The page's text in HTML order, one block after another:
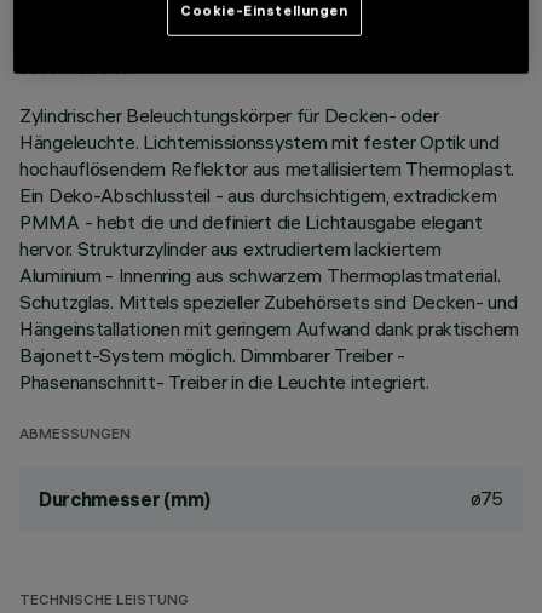
LETZTES UPDATE: 06.08.2026
BESCHREIBUNG
Zylindrischer Beleuchtungskörper für Decken- oder
Hängeleuchte. Lichtemissionssystem mit fester Optik und
hochauflösendem Reflektor aus metallisiertem Thermoplast.
Ein Deko-Abschlussteil - aus durchsichtigem, extradickem
PMMA - hebt die und definiert die Lichtausgabe elegant
hervor. Strukturzylinder aus extrudiertem lackiertem
Aluminium - Innenring aus schwarzem Thermoplastmaterial.
Schutzglas. Mittels spezieller Zubehörsets sind Decken- und
Hängeinstallationen mit geringem Aufwand dank praktischem
Bajonett-System möglich. Dimmbarer Treiber -
Phasenanschnitt- Treiber in die Leuchte integriert.
ABMESSUNGEN
Durchmesser (mm) ø75
TECHNISCHE LEISTUNG
Cookie-Einstellungen